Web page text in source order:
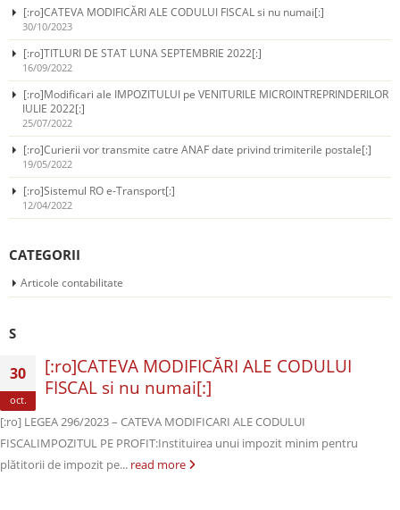
[:ro]CATEVA MODIFICĂRI ALE CODULUI FISCAL si nu numai[:]
30/10/2023
[:ro]TITLURI DE STAT LUNA SEPTEMBRIE 2022[:]
16/09/2022
[:ro]Modificari ale IMPOZITULUI pe VENITURILE MICROINTREPRINDERILOR
IULIE 2022[:]
25/07/2022
[:ro]Curierii vor transmite catre ANAF date privind trimiterile postale[:]
19/05/2022
[:ro]Sistemul RO e-Transport[:]
12/04/2022
CATEGORII
Articole contabilitate
S
30
oct.
[:ro]CATEVA MODIFICĂRI ALE CODULUI
FISCAL si nu numai[:]
[:ro] LEGEA 296/2023 – CATEVA MODIFICARI ALE CODULUI
FISCALIMPOZITUL PE PROFIT:Instituirea unui impozit minim pentru
plătitorii de impozit pe... read more